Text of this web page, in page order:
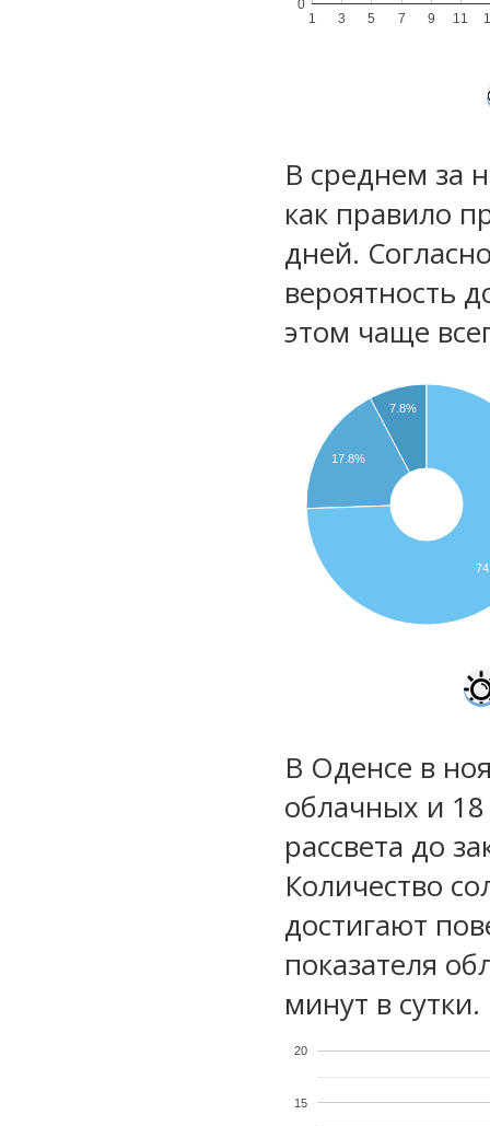
1 3 5 7 9 11
0
В среднем за
как правило
дней.
вероятность
этом чаще
7.8%
17.8%
В Оденсе в
облачных и
рассвета до
Количество
достигают
показателя
минут в сутки.
15
20